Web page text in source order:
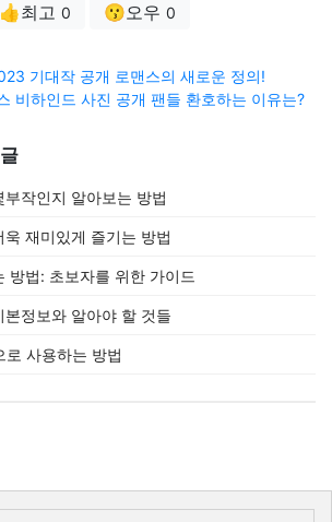
👍최고 0 😗오우 0
기대작 공개 로맨스의 새로운 정의!
비하인드 사진 공개 팬들 환호하는 이유는?
작인지 알아보는 방법
재미있게 즐기는 방법
방법: 초보자를 위한 가이드
정보와 알아야 할 것들
사용하는 방법